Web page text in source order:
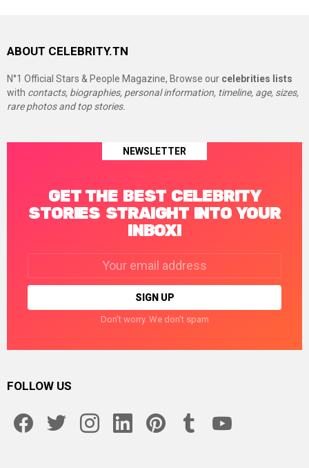
ABOUT CELEBRITY.TN
N°1 Official Stars & People Magazine, Browse our celebrities lists
with contacts, biographies, personal information, timeline, age, sizes,
rare photos and top stories.
NEWSLETTER
GET THE BEST CELEBRITY
STORIES STRAIGHT INTO YOUR
INBOX!
Don't worry. We don't spam
FOLLOW US